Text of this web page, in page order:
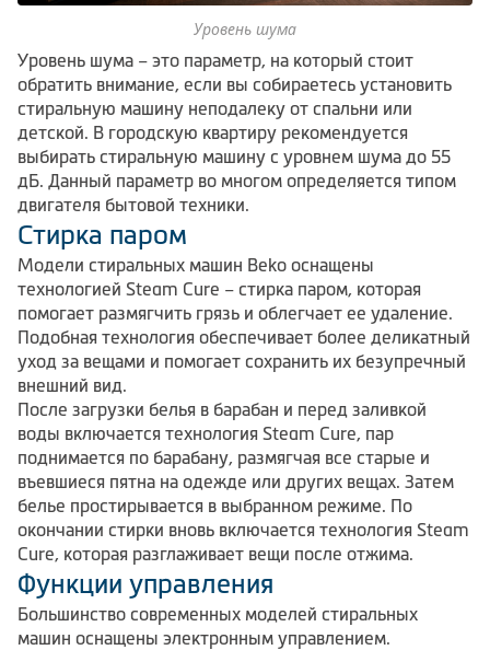
Уровень шума
Уровень шума – это параметр, на который стоит
обратить внимание, если вы собираетесь установить
стиральную машину неподалеку от спальни или
детской. В городскую квартиру рекомендуется
выбирать стиральную машину с уровнем шума до 55
дБ. Данный параметр во многом определяется типом
двигателя бытовой техники.
Стирка паром
Модели стиральных машин Beko оснащены
технологией Steam Cure – стирка паром, которая
помогает размягчить грязь и облегчает ее удаление.
Подобная технология обеспечивает более деликатный
уход за вещами и помогает сохранить их безупречный
внешний вид.
После загрузки белья в барабан и перед заливкой
воды включается технология Steam Cure, пар
поднимается по барабану, размягчая все старые и
въевшиеся пятна на одежде или других вещах. Затем
белье простирывается в выбранном режиме. По
окончании стирки вновь включается технология Steam
Cure, которая разглаживает вещи после отжима.
Функции управления
Большинство современных моделей стиральных
машин оснащены электронным управлением.